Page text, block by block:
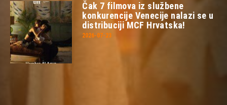
Čak 7 filmova iz službene
konkurencije Venecije nalazi se u
distribuciji MCF Hrvatska!
2026-07-23